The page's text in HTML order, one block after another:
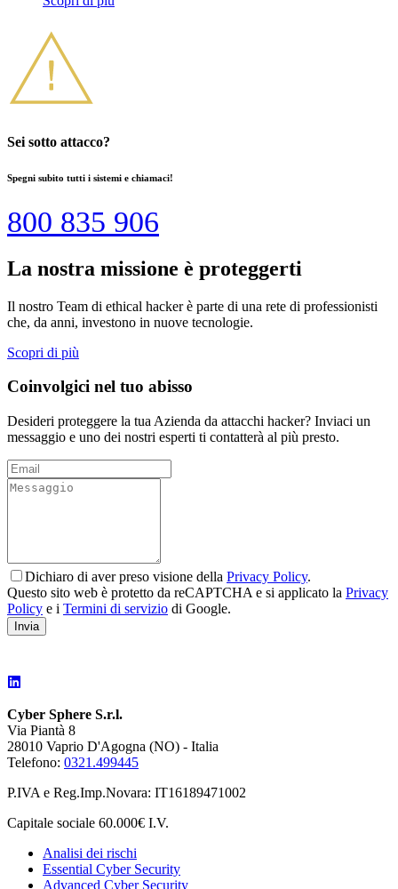
Sei sotto attacco?
Spegni subito tutti i sistemi e chiamaci!
800 835 906
La nostra missione è proteggerti
Il nostro Team di ethical hacker è parte di una rete di professionisti
che, da anni, investono in nuove tecnologie.
Scopri di più
Coinvolgici nel tuo abisso
Desideri proteggere la tua Azienda da attacchi hacker? Inviaci un
messaggio e uno dei nostri esperti ti contatterà al più presto.
Dichiaro di aver preso visione della Privacy Policy.
Questo sito web è protetto da reCAPTCHA e si applicato la Privacy
Policy e i Termini di servizio di Google.
Invia
Cyber Sphere S.r.l.
Via Piantà 8
28010 Vaprio D'Agogna (NO) - Italia
Telefono: 0321.499445
P.IVA e Reg.Imp.Novara: IT16189471002
Capitale sociale 60.000€ I.V.
Analisi dei rischi
Essential Cyber Security
Advanced Cyber Security